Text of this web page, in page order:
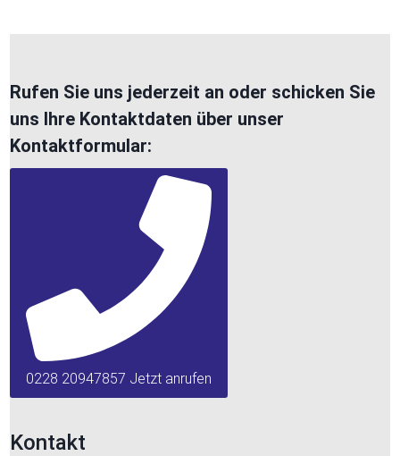
Rufen Sie uns jederzeit an oder schicken Sie
uns Ihre Kontaktdaten über unser
Kontaktformular:
0228 20947857 Jetzt anrufen
Kontakt